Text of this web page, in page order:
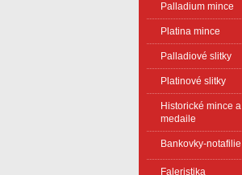
Palladium mince
Platina mince
Palladiové slitky
Platinové slitky
Historické mince a
medaile
Bankovky-notafilie
Faleristika